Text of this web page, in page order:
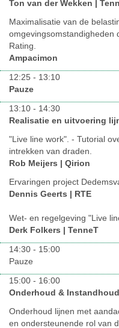
Ton van der Wekken |
Maximalisatie van de
omgevingsomstandigheden
Rating.
Ampacimon
12:25 - 13:10
Pauze
13:10 - 14:30
Realisatie en uitvoering
"Live line work". - Tutorial
intrekken van draden.
Rob Meijers | Qirion
Ervaringen project
Dennis Geerts | RTE
Wet- en regelgeving "Live
Derk Folkers | TenneT
14:30 - 15:00
Pauze
15:00 - 16:00
Onderhoud &
Onderhoud lijnen met
en ondersteunende rol van